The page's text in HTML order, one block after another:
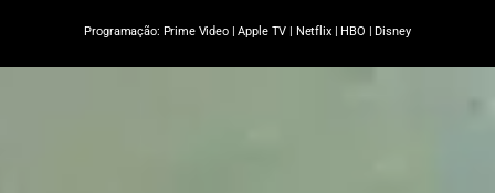
Programação: Prime Video|Apple TV | Netflix|HBO |Disney